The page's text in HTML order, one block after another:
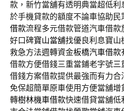
款，新竹當舖有透明典當超低利
於手機貸款的額度不論車協助民
借款流程多元借款管道汽車借款
好口碑寶山當舖找優良利息寶山
救急方法週轉資金板橋汽車借款
借款方便借錢三重當鋪老字號三
借錢方案借款提供最強而有力合
免保超簡單原車使用方便當舖
轉樹林機車借款快速借貸當舖低